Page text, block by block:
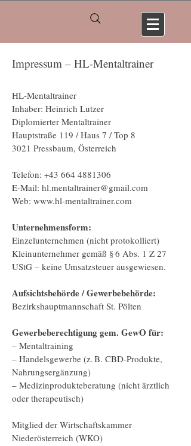
Impressum – HL-Mentaltrainer
HL-Mentaltrainer
Inhaber: Heinrich Lutzer
Diplomierter Mentaltrainer
Hauptstraße 119 / Haus 7 / Top 8
3021 Pressbaum, Österreich
Telefon: +43 664 4881306
E-Mail: hl.mentaltrainer@gmail.com
Web: www.hl-mentaltrainer.com
Unternehmensform:
Einzelunternehmen (nicht protokolliert)
Kleinunternehmer gemäß § 6 Abs. 1 Z 27
UStG – keine Umsatzsteuer ausgewiesen.
Aufsichtsbehörde / Gewerbebehörde:
Bezirkshauptmannschaft St. Pölten
Gewerbeberechtigung gem. GewO für:
– Mentaltraining
– Handelsgewerbe (z. B. CBD-Produkte,
Nahrungsergänzung)
– Medizinprodukteberatung (nicht ärztlich
oder therapeutisch)
Mitglied der Wirtschaftskammer
Niederösterreich (WKO)